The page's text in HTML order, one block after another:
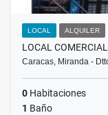
LOCAL ALQUILER
LOCAL
Caracas, Miranda -
0 Habitaciones
1 Baño